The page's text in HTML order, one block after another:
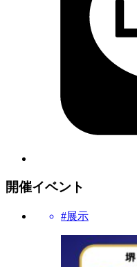
開催イベント
#展示